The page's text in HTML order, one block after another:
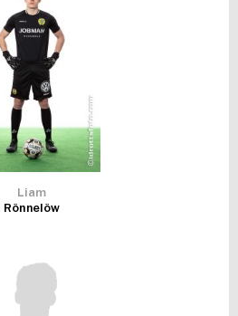
Liam
Rönnelöw